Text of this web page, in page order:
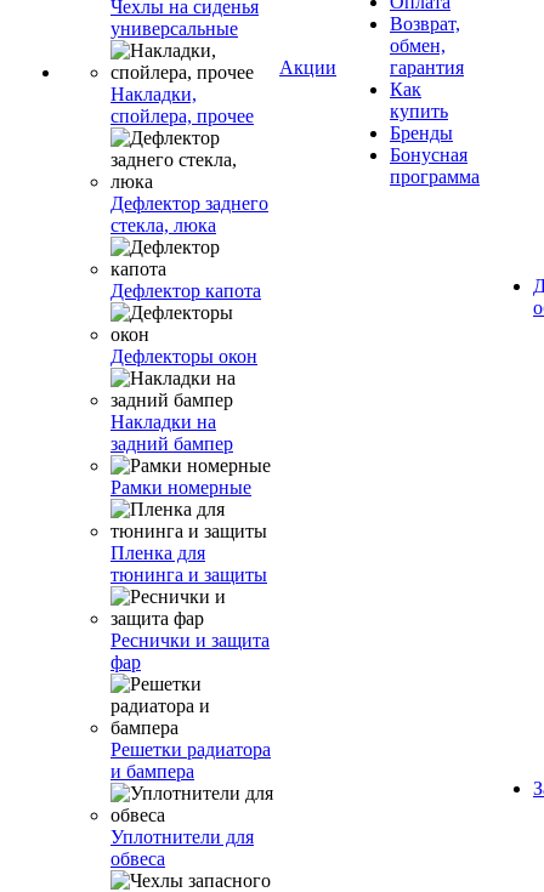
Чехлы на сиденья
универсальные
Накладки,
спойлера, прочее
Дефлектор заднего
стекла, люка
Дефлектор капота
Дефлекторы окон
Накладки на
задний бампер
Рамки номерные
Пленка для
тюнинга и защиты
Реснички и защита
фар
Решетки радиатора
и бампера
Уплотнители для
обвеса
Акции
Возврат,
обмен,
гарантия
Как
купить
Бренды
Бонусная
программа